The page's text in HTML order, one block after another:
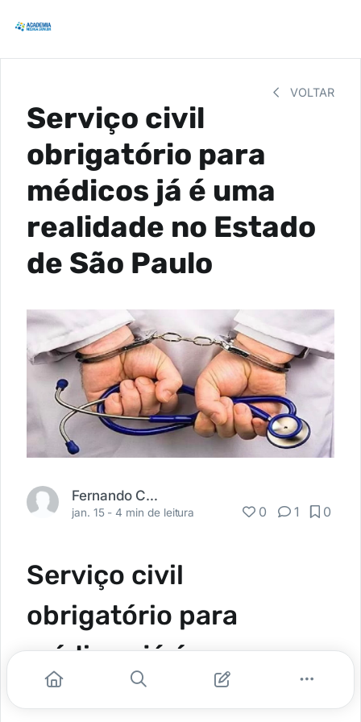
VOLTAR
Serviço civil
obrigatório para
médicos já é uma
realidade no Estado
de São Paulo
Fernando Carbonieri
jan. 15 -4 min de leitura 0 1 0
Serviço civil
obrigatório para
médicos já é uma
realidade no Estado de